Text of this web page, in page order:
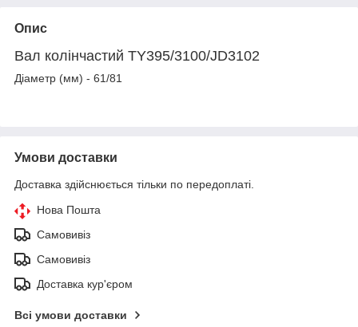
Опис
Вал колінчастий TY395/3100/JD3102
Діаметр (мм) - 61/81
Умови доставки
Доставка здійснюється тільки по передоплаті.
Нова Пошта
Самовивіз
Самовивіз
Доставка кур'єром
Всі умови доставки